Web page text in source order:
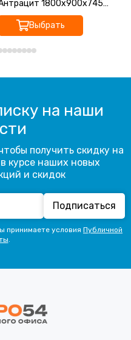
1800х900х745
Выбрать
на наши
получить скидку на
курсе наших новых
и скидок
Подписаться
принимаете условия Публичной
.